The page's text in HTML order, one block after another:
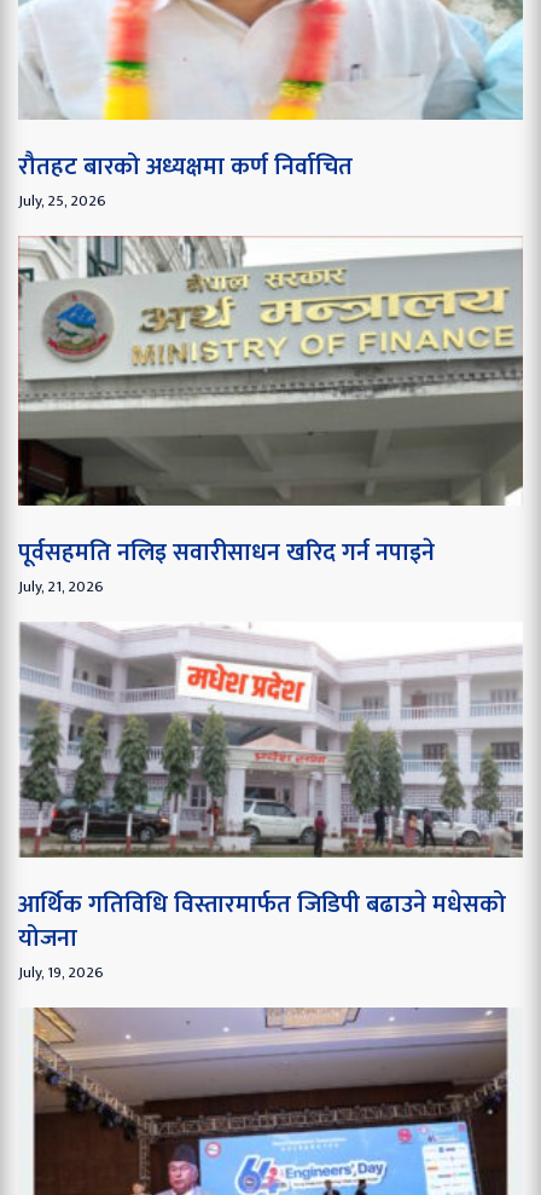
रौतहट बारको अध्यक्षमा कर्ण निर्वाचित
July, 25, 2026
पूर्वसहमति नलिइ सवारीसाधन खरिद गर्न नपाइने
July, 21, 2026
आर्थिक गतिविधि विस्तारमार्फत जिडिपी बढाउने मधेसको
योजना
July, 19, 2026